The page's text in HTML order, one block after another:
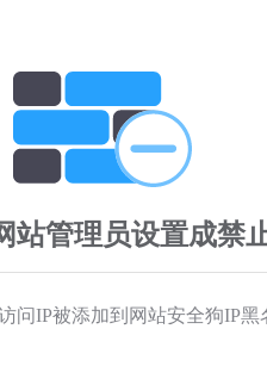
站管理员设置成禁
问IP被添加到网站安全狗IP黑